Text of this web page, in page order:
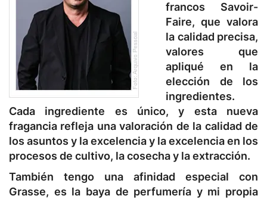
francos Savoir-
Faire, que valora
la calidad precisa,
valores que
apliqué en la
elección de los
ingredientes.
Cada ingrediente es único, y esta nueva
fragancia refleja una valoración de la calidad de
los asuntos y la excelencia y la excelencia en los
procesos de cultivo, la cosecha y la extracción.
También tengo una afinidad especial con
Grasse, es la baya de perfumería y mi propia